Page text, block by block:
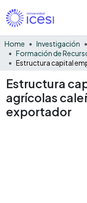
Home Investigación
Estructura
agrícolas
exportador